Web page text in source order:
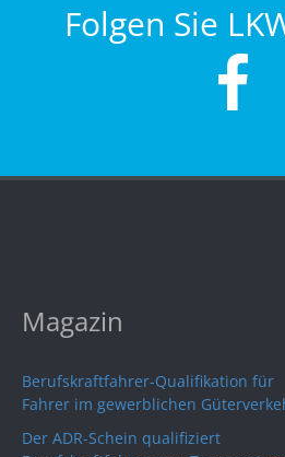
Folgen Sie
Magazin
Berufskraftfahrer-Qualifikation für
Fahrer im gewerblichen
Der ADR-Schein qualifiziert